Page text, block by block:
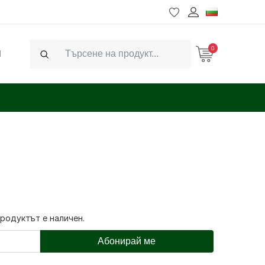
Search
0
е наличен.
Абонирай ме